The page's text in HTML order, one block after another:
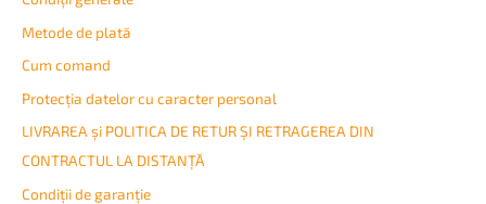
Metode de plată
Cum comand
Protecția datelor cu caracter personal
LIVRAREA și POLITICA DE RETUR ȘI RETRAGEREA DIN
CONTRACTUL LA DISTANȚĂ
Condiţii de garanţie